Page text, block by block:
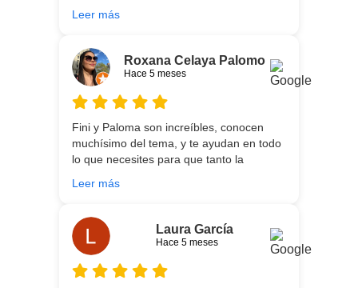
personalizando totalmente las
agradables y tan cercanas que la
experiencia es fantástica. Puntualizar
también que los chicos que nos trajeron y
montaron todo lo hicieron perfectamente,
perfectamente y a nuestro gusto, además
muy rápidos. Volveremos a contar con
ellos para futuras compras. Muchas
gracias!
Leer más
Roxana Celaya Palomo
Hace 5 meses
Fini y Paloma son increíbles, conocen
muchísimo del tema, y te ayudan en todo
lo que necesites para que tanto la
que estés necesitando sean los mejores.
trabajo impecable en el transporte y
montaje, unos chicos encantadores. Hace
5 años conocí la tienda, y vuelvo
encantada de contar con su asesoría y
Leer más
Laura García
Hace 5 meses